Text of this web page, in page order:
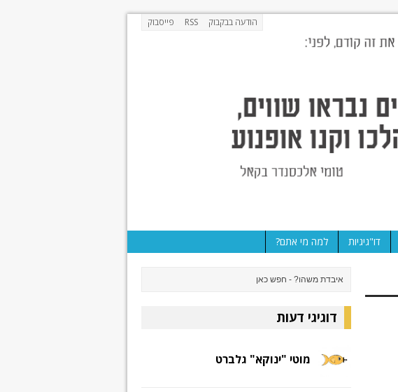
הודעה בבקבוק RSS פייסבוק
דו"גיגיות למה מי אתם?
דוגיגי דעות
מוטי "ינוקא" גלברט